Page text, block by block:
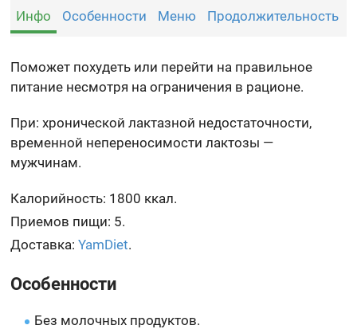
Инфо Особенности Меню Продолжительность
Поможет похудеть или перейти на правильное
питание несмотря на ограничения в рационе.
При: хронической лактазной недостаточности,
временной непереносимости лактозы —
мужчинам.
Калорийность: 1800 ккал.
Приемов пищи: 5.
Доставка:YamDiet.
Особенности
Без молочных продуктов.